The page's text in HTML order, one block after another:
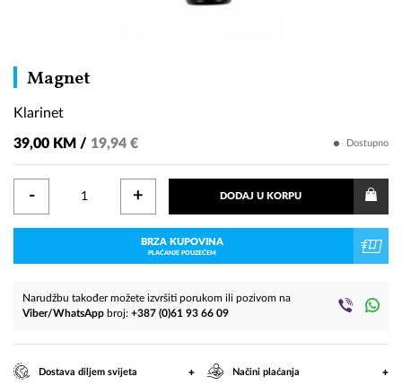
Magnet
Klarinet
39,00 KM / 19,94 € Dostupno
- + DODAJ U KORPU
BRZA KUPOVINA
PLAĆANJE POUZEĆEM
Narudžbu također možete izvršiti porukom ili pozivom na
Viber/WhatsApp broj: +387 (0)61 93 66 09
Dostava diljem svijeta + Načini plaćanja +